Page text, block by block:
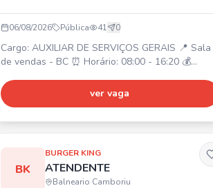
06/08/2026 Pública 41 0
Cargo: AUXILIAR DE SERVIÇOS GERAIS 📍 Sala
de vendas - BC ⏰ Horário: 08:00 - 16:20 💰
Alimentação no local, Cesta básica, Plano de
Saúde e Odontológico.
ver vaga
BK
BURGER KING
ATENDENTE
Balneario Camboriu